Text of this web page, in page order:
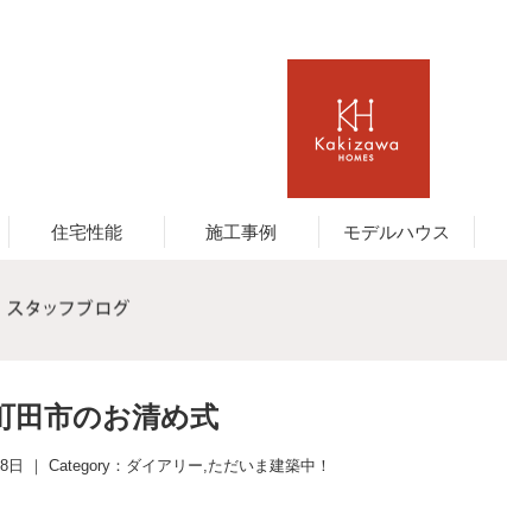
住宅性能 施工事例 モデルハウス
田市のお清め式
日 ｜ Category： ダイアリー ただいま建築中！